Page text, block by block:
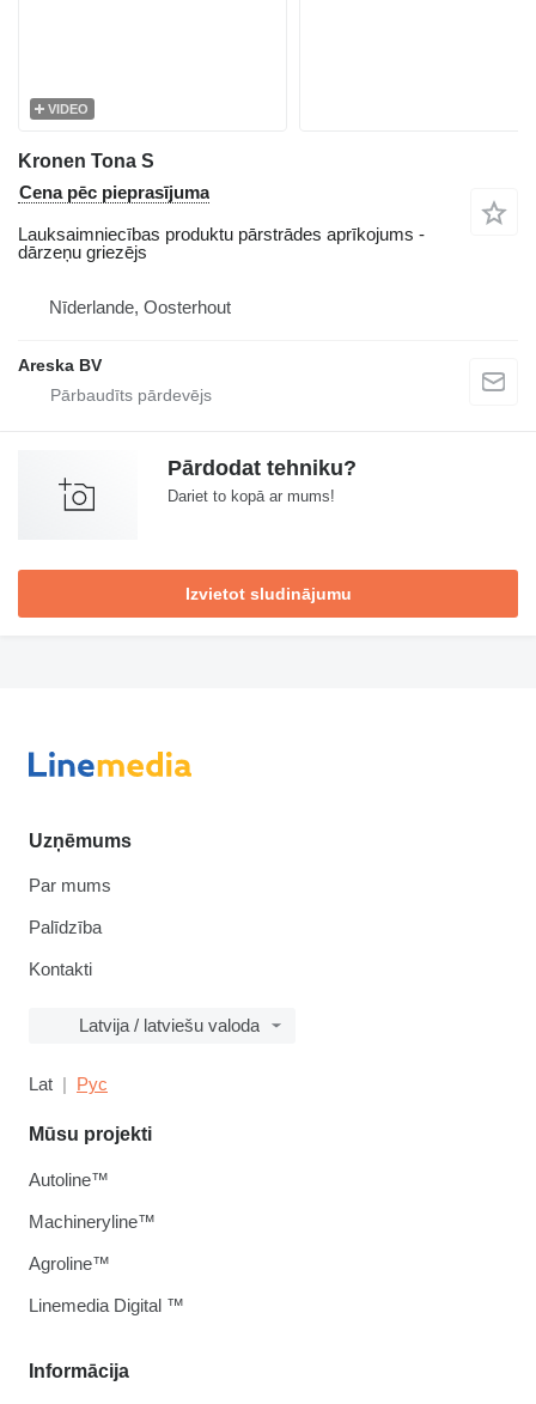
VIDEO
Kronen Tona S
Cena pēc pieprasījuma
Lauksaimniecības produktu pārstrādes aprīkojums -
dārzeņu griezējs
Nīderlande, Oosterhout
Areska BV
Pārdodat tehniku?
Dariet to kopā ar mums!
Izvietot sludinājumu
Uzņēmums
Par mums
Palīdzība
Kontakti
Latvija / latviešu valoda
Lat Рус
Informācija
Mūsu projekti
Autoline™
Machineryline™
Agroline™
Linemedia Digital ™